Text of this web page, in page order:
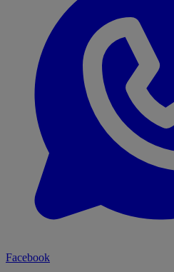
Facebook